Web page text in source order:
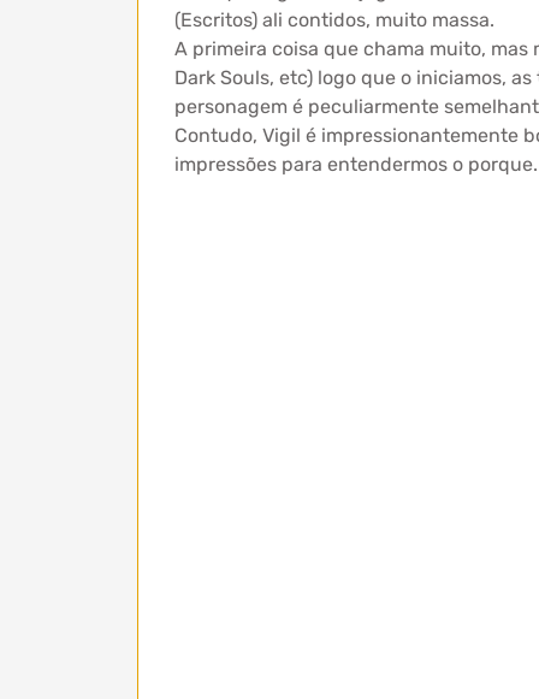
(Escritos) ali contidos, muito massa.
A primeira coisa que chama muito, mas
Dark Souls, etc) logo que o iniciamos,
personagem é peculiarmente
Contudo, Vigil é impressionantemente
impressões para entendermos o porque.